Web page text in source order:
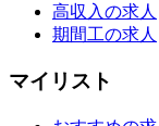
高収入の求人
期間工の求人
マイリスト